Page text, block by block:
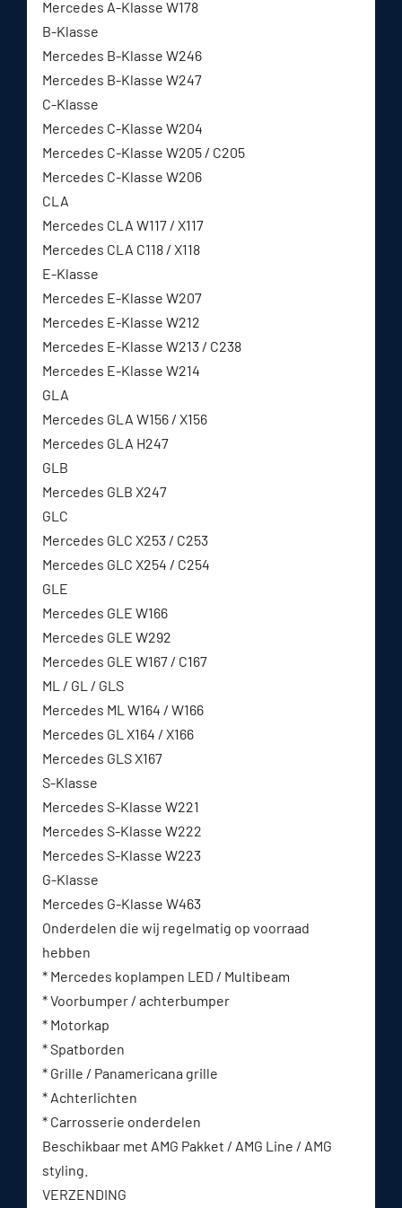
Mercedes A-Klasse W178
B-Klasse
Mercedes B-Klasse W246
Mercedes B-Klasse W247
C-Klasse
Mercedes C-Klasse W204
Mercedes C-Klasse W205 / C205
Mercedes C-Klasse W206
CLA
Mercedes CLA W117 / X117
Mercedes CLA C118 / X118
E-Klasse
Mercedes E-Klasse W207
Mercedes E-Klasse W212
Mercedes E-Klasse W213 / C238
Mercedes E-Klasse W214
GLA
Mercedes GLA W156 / X156
Mercedes GLA H247
GLB
Mercedes GLB X247
GLC
Mercedes GLC X253 / C253
Mercedes GLC X254 / C254
GLE
Mercedes GLE W166
Mercedes GLE W292
Mercedes GLE W167 / C167
ML / GL / GLS
Mercedes ML W164 / W166
Mercedes GL X164 / X166
Mercedes GLS X167
S-Klasse
Mercedes S-Klasse W221
Mercedes S-Klasse W222
Mercedes S-Klasse W223
G-Klasse
Mercedes G-Klasse W463
Onderdelen die wij regelmatig op voorraad
hebben
* Mercedes koplampen LED / Multibeam
* Voorbumper / achterbumper
* Motorkap
* Spatborden
* Grille / Panamericana grille
* Achterlichten
* Carrosserie onderdelen
Beschikbaar met AMG Pakket / AMG Line / AMG
styling.
VERZENDING